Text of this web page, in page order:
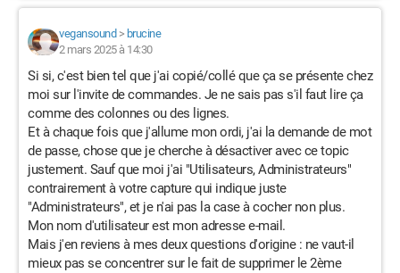
vegansound > brucine
2 mars 2025 à 14:30
Si si, c'est bien tel que j'ai copié/collé que ça se présente chez
moi sur l'invite de commandes. Je ne sais pas s'il faut lire ça
comme des colonnes ou des lignes.
Et à chaque fois que j'allume mon ordi, j'ai la demande de mot
de passe, chose que je cherche à désactiver avec ce topic
justement. Sauf que moi j'ai "Utilisateurs, Administrateurs"
contrairement à votre capture qui indique juste
"Administrateurs", et je n'ai pas la case à cocher non plus.
Mon nom d'utilisateur est mon adresse e-mail.
Mais j'en reviens à mes deux questions d'origine : ne vaut-il
mieux pas se concentrer sur le fait de supprimer le 2ème